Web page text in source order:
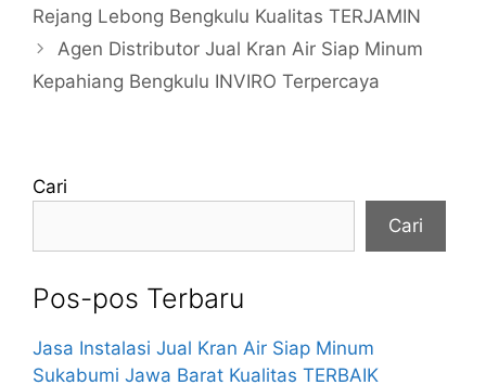
Rejang Lebong Bengkulu Kualitas TERJAMIN
Agen Distributor Jual Kran Air Siap Minum
Kepahiang Bengkulu INVIRO Terpercaya
Cari
Cari
Pos-pos Terbaru
Jasa Instalasi Jual Kran Air Siap Minum
Sukabumi Jawa Barat Kualitas TERBAIK